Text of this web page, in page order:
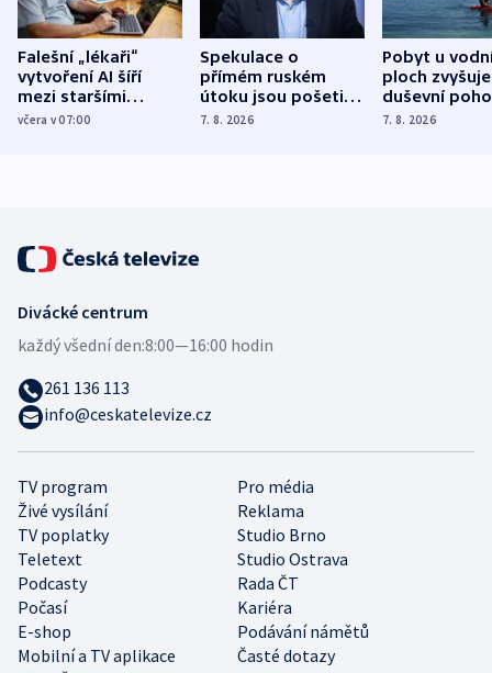
Falešní „lékaři“
vytvoření AI šíří
mezi staršími
Poláky nebezpečné
včera v 07:00
Spekulace o
přímém ruském
útoku jsou pošetilé,
míní estonský
7. 8. 2026
Pobyt u
ploch zvyšuje
duševní
ukázala
7. 8. 2026
TV program
Pro média
Živé vysílání
Reklama
TV poplatky
Studio Brno
Teletext
Studio Ostrava
Podcasty
Rada ČT
Počasí
Kariéra
E-shop
Podávání námětů
Mobilní a TV aplikace
Časté dotazy
Divácké centrum
každý všední den:8:00—16:00 hodin
261 136 113
info@ceskatelevize.cz